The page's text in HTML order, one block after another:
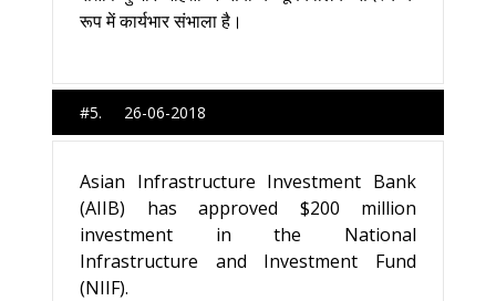
रूप में कार्यभार संभाला है।
#5. 26-06-2018
Asian Infrastructure Investment Bank
(AIIB) has approved $200 million
investment in the National
Infrastructure and Investment Fund
(NIIF).